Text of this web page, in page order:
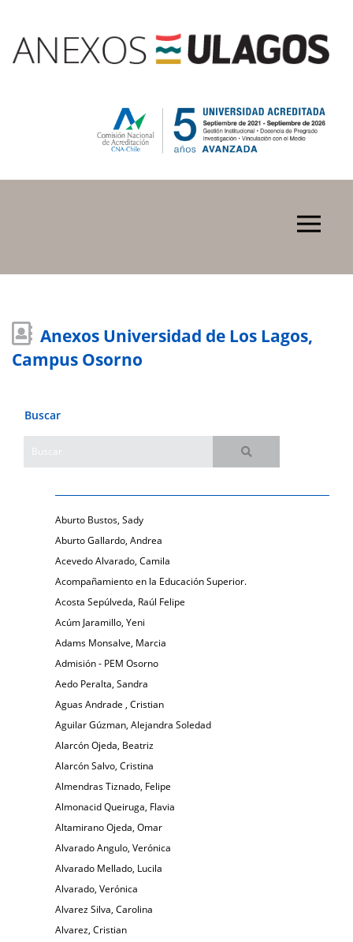
Anexos Universidad de Los Lagos,
Campus Osorno
Buscar
Aburto Bustos, Sady
Aburto Gallardo, Andrea
Acevedo Alvarado, Camila
Acompañamiento en la Educación Superior.
Acosta Sepúlveda, Raúl Felipe
Acúm Jaramillo, Yeni
Adams Monsalve, Marcia
Admisión - PEM Osorno
Aedo Peralta, Sandra
Aguas Andrade , Cristian
Aguilar Gúzman, Alejandra Soledad
Alarcón Ojeda, Beatriz
Alarcón Salvo, Cristina
Almendras Tiznado, Felipe
Almonacid Queiruga, Flavia
Altamirano Ojeda, Omar
Alvarado Angulo, Verónica
Alvarado Mellado, Lucila
Alvarado, Verónica
Alvarez Silva, Carolina
Alvarez, Cristian